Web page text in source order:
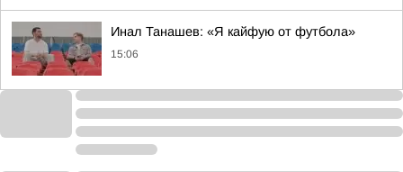
Инал Танашев: «Я кайфую от футбола»
15:06